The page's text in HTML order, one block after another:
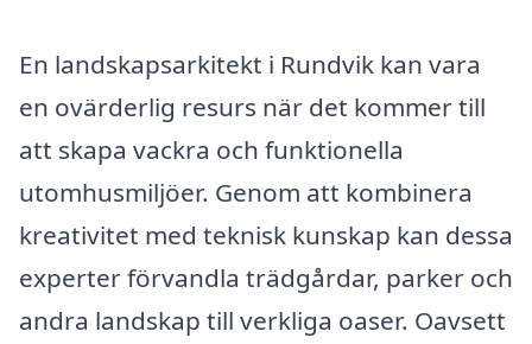
En landskapsarkitekt i Rundvik kan vara
en ovärderlig resurs när det kommer till
att skapa vackra och funktionella
utomhusmiljöer. Genom att kombinera
kreativitet med teknisk kunskap kan dessa
experter förvandla trädgårdar, parker och
andra landskap till verkliga oaser. Oavsett